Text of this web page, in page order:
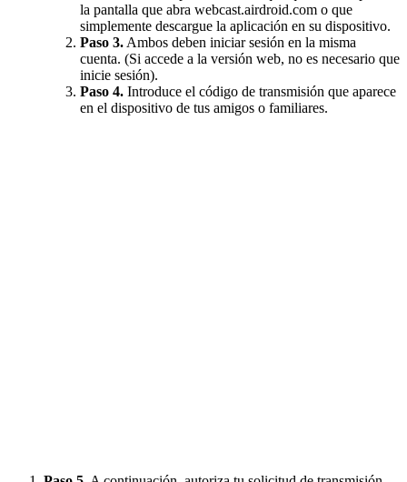
la pantalla que abra webcast.airdroid.com o que
simplemente descargue la aplicación en su dispositivo.
Paso 3. Ambos deben iniciar sesión en la misma
cuenta. (Si accede a la versión web, no es necesario que
inicie sesión).
Paso 4. Introduce el código de transmisión que aparece
en el dispositivo de tus amigos o familiares.